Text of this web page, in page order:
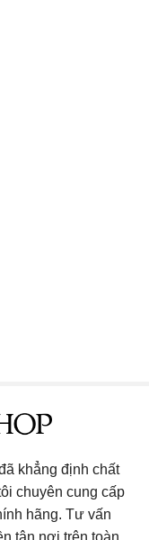
khẳng định chất
chuyên cung cấp
hãng. Tư vấn
tận nơi trên toàn